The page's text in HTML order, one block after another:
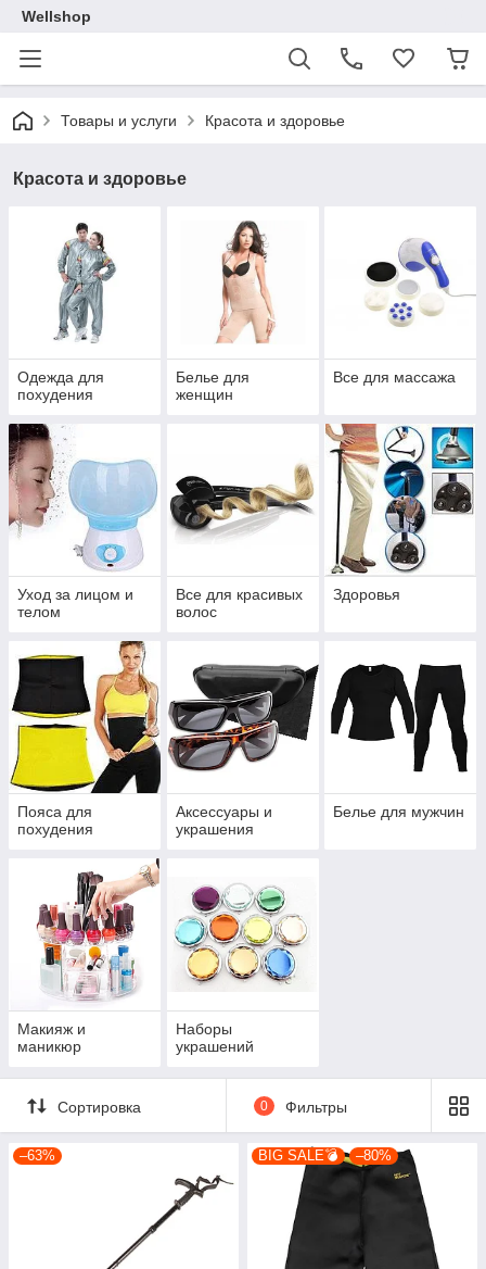
Wellshop
Товары и услуги Красота и здоровье
Красота и здоровье
Одежда для
похудения
Белье для
женщин
Все для массажа
Уход за лицом и
телом
Все для красивых
волос
Здоровья
Пояса для
похудения
Аксессуары и
украшения
Белье для мужчин
Макияж и
маникюр
Наборы
украшений
Сортировка 0 Фильтры
–63% BIG SALE💣 –80%